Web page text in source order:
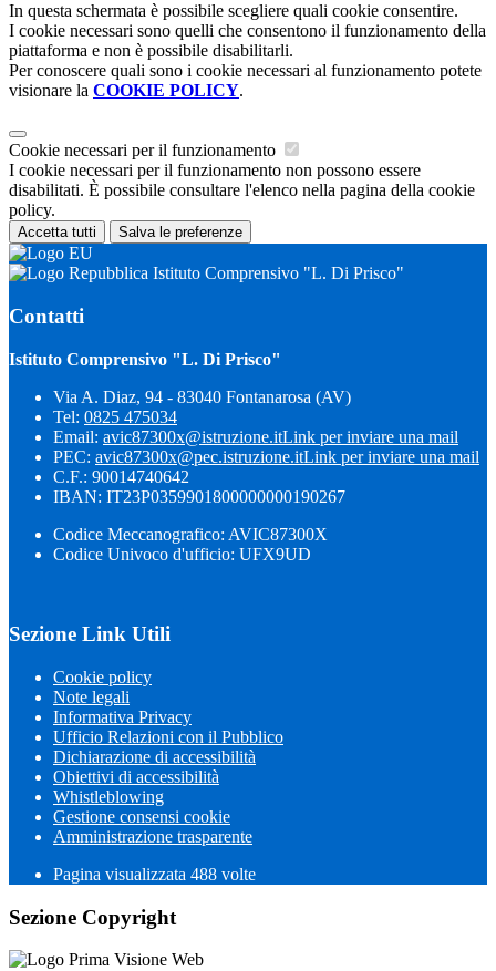
In questa schermata è possibile scegliere quali cookie consentire.
I cookie necessari sono quelli che consentono il funzionamento della
piattaforma e non è possibile disabilitarli.
Per conoscere quali sono i cookie necessari al funzionamento potete
visionare la COOKIE POLICY.
Cookie necessari per il funzionamento
I cookie necessari per il funzionamento non possono essere
disabilitati. È possibile consultare l'elenco nella pagina della cookie
policy.
Accetta tutti Salva le preferenze
Istituto Comprensivo "L. Di Prisco"
Contatti
Istituto Comprensivo "L. Di Prisco"
Via A. Diaz, 94 - 83040 Fontanarosa (AV)
Tel: 0825 475034
Email: avic87300x@istruzione.itLink per inviare una mail
PEC: avic87300x@pec.istruzione.itLink per inviare una mail
C.F.: 90014740642
IBAN: IT23P0359901800000000190267
Codice Meccanografico: AVIC87300X
Codice Univoco d'ufficio: UFX9UD
Sezione Link Utili
Cookie policy
Note legali
Informativa Privacy
Ufficio Relazioni con il Pubblico
Dichiarazione di accessibilità
Obiettivi di accessibilità
Whistleblowing
Gestione consensi cookie
Amministrazione trasparente
Pagina visualizzata 488 volte
Sezione Copyright